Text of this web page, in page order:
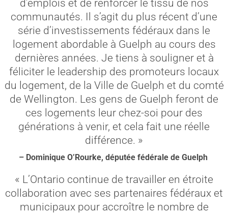
d’emplois et de renforcer le tissu de nos
communautés. Il s’agit du plus récent d’une
série d’investissements fédéraux dans le
logement abordable à Guelph au cours des
dernières années. Je tiens à souligner et à
féliciter le leadership des promoteurs locaux
du logement, de la Ville de Guelph et du comté
de Wellington. Les gens de Guelph feront de
ces logements leur chez-soi pour des
générations à venir, et cela fait une réelle
différence. »
– Dominique O’Rourke, députée fédérale de Guelph
« L’Ontario continue de travailler en étroite
collaboration avec ses partenaires fédéraux et
municipaux pour accroître le nombre de